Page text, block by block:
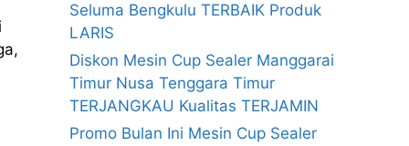
Seluma Bengkulu TERBAIK Produk
LARIS
Diskon Mesin Cup Sealer Manggarai
Timur Nusa Tenggara Timur
TERJANGKAU Kualitas TERJAMIN
Promo Bulan Ini Mesin Cup Sealer